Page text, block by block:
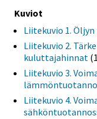
Kuviot
Liitekuvio 1.
Liitekuvio 2.
kuluttajahinnat
Liitekuvio 3.
Liitekuvio 4.